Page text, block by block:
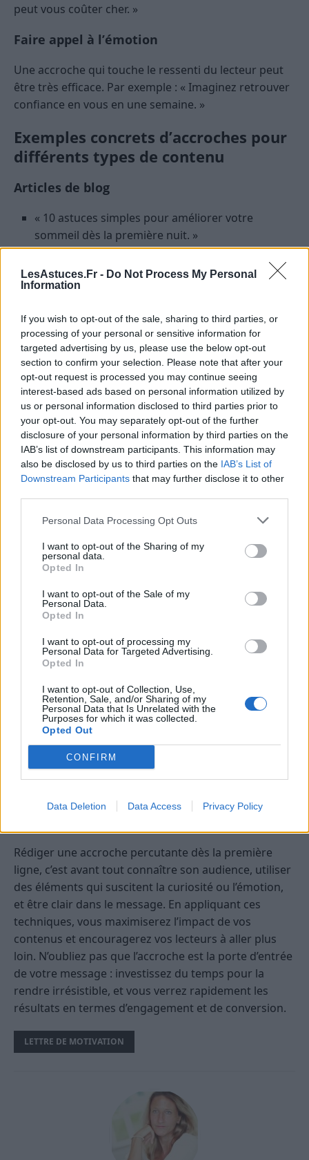
LesAstuces.Fr - Do Not Process My Personal
Information
If you wish to opt-out of the sale, sharing to third parties, or
processing of your personal or sensitive information for
targeted advertising by us, please use the below opt-out
section to confirm your selection. Please note that after your
opt-out request is processed you may continue seeing
interest-based ads based on personal information utilized by
us or personal information disclosed to third parties prior to
your opt-out. You may separately opt-out of the further
disclosure of your personal information by third parties on the
IAB’s list of downstream participants. This information may
also be disclosed by us to third parties on the IAB’s List of
Downstream Participants that may further disclose it to other
Personal Data Processing Opt Outs
I want to opt-out of the Sharing of my
personal data.
Opted In
I want to opt-out of the Sale of my
Personal Data.
Opted In
I want to opt-out of processing my
Personal Data for Targeted Advertising.
Opted In
I want to opt-out of Collection, Use,
Retention, Sale, and/or Sharing of my
Personal Data that Is Unrelated with the
Purposes for which it was collected.
Opted Out
CONFIRM
Data Deletion Data Access Privacy Policy
peut vous coûter cher. »
Faire appel à l’émotion
Une accroche qui touche le ressenti du lecteur peut
être très efficace. Par exemple : « Imaginez retrouver
confiance en vous en une semaine. »
Exemples concrets d’accroches pour
différents types de contenu
Articles de blog
« 10 astuces simples pour améliorer votre
sommeil dès la première nuit. »
fonctionne pas, et comment y remédier. »
« Profitez de -50 % cette semaine uniquement, ne
manquez pas cette opportunité ! »
« Découvrez comment tripler votre chiffre
d’affaires en 3 mois. »
Publications sur les réseaux sociaux
« Vous ne croirez pas ce qui s’est passé lors de la
dernière conférence. »
« Le secret pour une meilleure productivité en
Les erreurs à éviter dans une
accroche
Être trop vague ou trop général : « Voici des
conseils pour réussir. »
faites : « Ne ratez pas cette occasion en or. »
Faire des promesses irréalisables : « Perdez 10
kilos en une semaine sans effort. »
Surcharger l’accroche avec trop d’informations
ou de chiffres
Une accroche efficace doit être concise, précise et
orientée vers la valeur que vous apportez au lecteur.
Conclusion : l’art de rédiger une
Rédiger une accroche percutante dès la première
ligne, c’est avant tout connaître son audience, utiliser
des éléments qui suscitent la curiosité ou l’émotion,
et être clair dans le message. En appliquant ces
techniques, vous maximiserez l’impact de vos
contenus et encouragerez vos lecteurs à aller plus
loin. N’oubliez pas que l’accroche est la porte d’entrée
de votre message : investissez du temps pour la
rendre irrésistible, et vous verrez rapidement les
résultats en termes d’engagement et de conversion.
LETTRE DE MOTIVATION